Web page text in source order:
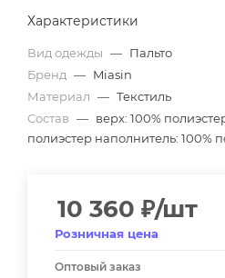
Характеристики
Вид одежды — Пальто
Бренд — Miasin
Материал — Текстиль
Состав — верх: 100%
полиэстер наполнитель: 100%
10 360 ₽/шт
Розничная цена
Оптовый заказ